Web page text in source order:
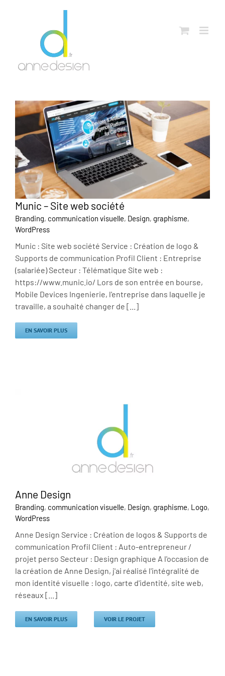
Munic – Site web société
Branding, communication visuelle, Design, graphisme,
WordPress
Munic : Site web société Service : Création de logo &
Supports de communication Profil Client : Entreprise
(salariée) Secteur : Télématique Site web :
https://www.munic.io/ Lors de son entrée en bourse,
Mobile Devices Ingenierie, l'entreprise dans laquelle je
travaille, a souhaité changer de [...]
EN SAVOIR PLUS
Anne Design
Branding, communication visuelle, Design, graphisme, Logo,
WordPress
Anne Design Service : Création de logos & Supports de
communication Profil Client : Auto-entrepreneur /
projet perso Secteur : Design graphique A l'occasion de
la création de Anne Design, j'ai réalisé l'intégralité de
mon identité visuelle : logo, carte d'identité, site web,
réseaux [...]
EN SAVOIR PLUS VOIR LE PROJET